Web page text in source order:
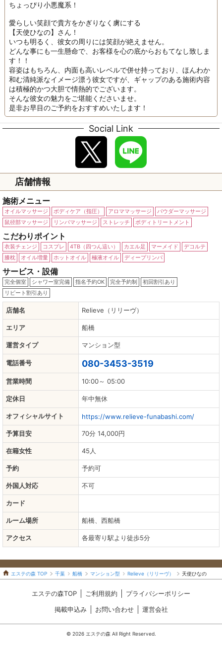
ちょっぴり小悪魔系！
愛らしい笑顔で貴方をかぎりなく虜にする
【天使ひなの】さん！
いつも明るく、彼女の周りには笑顔が絶えません。
どんな事にも一生懸命で、お客様を心の底からおもてなし致しま
す！！
容姿はもちろん、内面も高いレベルで併せ持っており、ほんわか
和む清純派なイメージ漂う彼女ですが、ギャップのある施術内容
は積極的かつ大胆で情熱的でございます。
そんな彼女の魅力をご堪能くださいませ。
是非お早目のご予約をおすすめいたします！
Social Link
店舗情報
施術メニュー
オイルマッサージ ボディケア（指圧） アロママッサージ
パウダーマッサージ
鼠径部マッサージ
リンパマッサージ ストレッチ ボディトリートメント
こだわりポイント
衣装チェンジ コスプレ 4TB（四つん這い） カエル足 マーメイド
デコルテ
膝枕
オイル増量 ホットオイル 極液オイル ディープリンパ
サービス・設備
完全個室 シャワー室完備 指名予約OK 完全予約制
初回割引あり
リピート割引あり
店舗名 Relieve（リリーヴ）
エリア 船橋
運営タイプ マンション型
電話番号 080-3453-3519
営業時間 10:00～ 05:00
定休日 年中無休
オフィシャルサイト https://www.relieve-funabashi.com/
予算目安 70分 14,000円
在籍女性 45人
予約 予約可
外国人対応 不可
カード
ルーム場所 船橋、西船橋
アクセス 各最寄り駅より徒歩5分
エステの森 TOP 千葉 船橋 マンション型 Relieve（リリーヴ） 天使ひなの
エステの森TOP ご利用規約
プライバシーポリシー
掲載申込み
お問い合わせ 運営会社
© 2026 エステの森 All Right Reserved.